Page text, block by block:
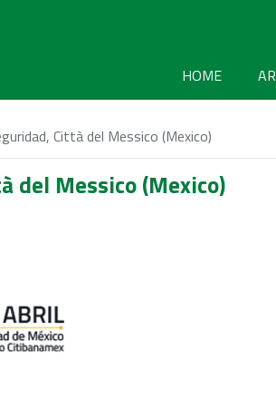
HOME
Città del Messico (Mexico)
del Messico (Mexico)